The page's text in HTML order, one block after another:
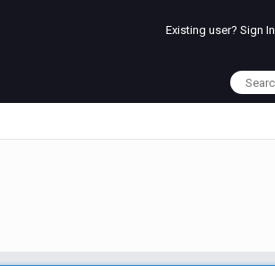
Existing user? Sign In